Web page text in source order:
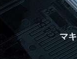
マ